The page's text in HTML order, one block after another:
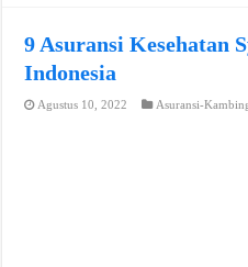
9 Asuransi Kesehatan
Indonesia
Agustus 10, 2022 Asuransi-